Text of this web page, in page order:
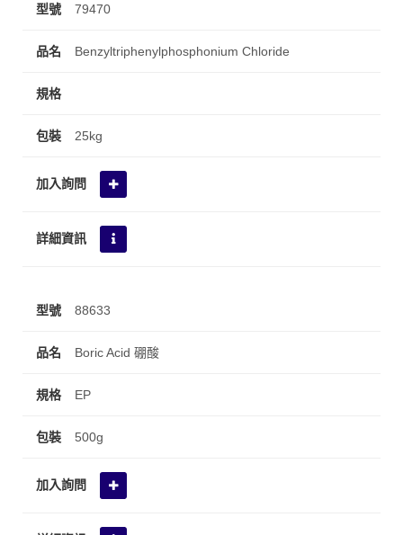
79470
Benzyltriphenylphosphonium Chloride
25kg
88633
Boric Acid 硼酸
EP
500g